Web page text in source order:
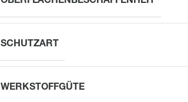
SCHUTZART
WERKSTOFFGÜTE